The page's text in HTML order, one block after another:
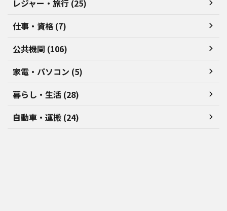
レジャー・旅行 (25)
仕事・資格 (7)
公共機関 (106)
家電・パソコン (5)
暮らし・生活 (28)
自動車・運搬 (24)